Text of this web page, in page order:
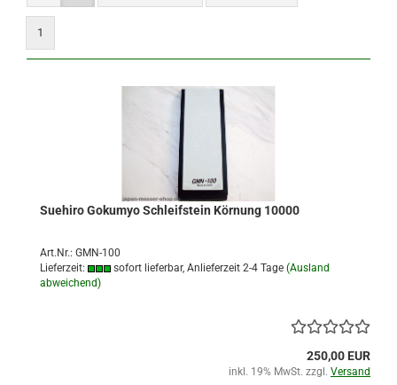
1
Suehiro Gokumyo Schleifstein Körnung 10000
Art.Nr.: GMN-100
Lieferzeit:
sofort lieferbar, Anlieferzeit 2-4 Tage (Ausland
abweichend)
250,00 EUR
inkl. 19% MwSt. zzgl. Versand